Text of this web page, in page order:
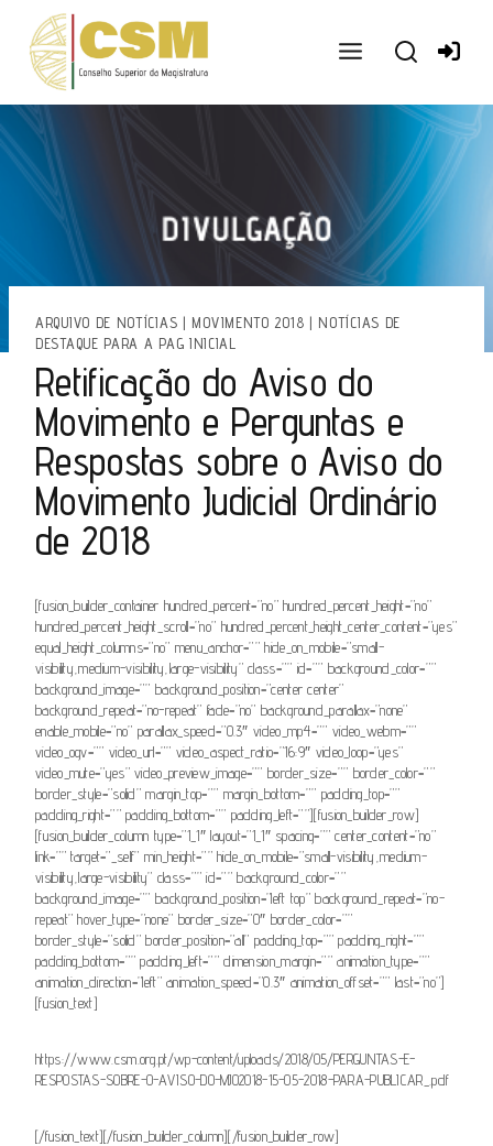
conteúdo
ARQUIVO DE NOTÍCIAS | MOVIMENTO 2018 | NOTÍCIAS DE
DESTAQUE PARA A PAG INICIAL
Retificação do Aviso do
Movimento e Perguntas e
Respostas sobre o Aviso do
Movimento Judicial Ordinário
de 2018
[fusion_builder_container hundred_percent=”no” hundred_percent_height=”no”
hundred_percent_height_scroll=”no” hundred_percent_height_center_content=”yes”
equal_height_columns=”no” menu_anchor=”” hide_on_mobile=”small-
visibility,medium-visibility,large-visibility” class=”” id=”” background_color=””
background_image=”” background_position=”center center”
background_repeat=”no-repeat” fade=”no” background_parallax=”none”
enable_mobile=”no” parallax_speed=”0.3″ video_mp4=”” video_webm=””
video_ogv=”” video_url=”” video_aspect_ratio=”16:9″ video_loop=”yes”
video_mute=”yes” video_preview_image=”” border_size=”” border_color=””
border_style=”solid” margin_top=”” margin_bottom=”” padding_top=””
padding_right=”” padding_bottom=”” padding_left=””][fusion_builder_row]
[fusion_builder_column type=”1_1″ layout=”1_1″ spacing=”” center_content=”no”
link=”” target=”_self” min_height=”” hide_on_mobile=”small-visibility,medium-
visibility,large-visibility” class=”” id=”” background_color=””
background_image=”” background_position=”left top” background_repeat=”no-
repeat” hover_type=”none” border_size=”0″ border_color=””
border_style=”solid” border_position=”all” padding_top=”” padding_right=””
padding_bottom=”” padding_left=”” dimension_margin=”” animation_type=””
animation_direction=”left” animation_speed=”0.3″ animation_offset=”” last=”no”]
[fusion_text]
https://www.csm.org.pt/wp-content/uploads/2018/05/PERGUNTAS-E-
RESPOSTAS-SOBRE-O-AVISO-DO-MJO2018-15-05-2018-PARA-PUBLICAR_.pdf
[/fusion_text][/fusion_builder_column][/fusion_builder_row]